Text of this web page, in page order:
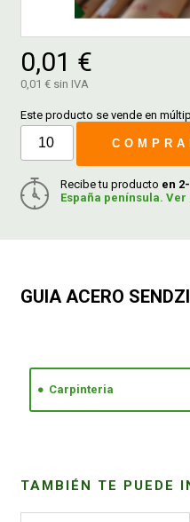
0,01 €
0,01 € sin IVA
Este producto se vende en
Recibe tu producto en
España península.
GUIA ACERO
Carpinteria
TAMBIÉN TE PUEDE